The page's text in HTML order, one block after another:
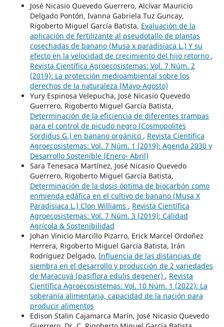
José Nicasio Quevedo Guerrero, Alcívar Mauricio
Delgado Pontón, Ivanna Gabriela Tuz Guncay,
Rigoberto Miguel García Batista, Evaluación de la
aplicación de fertilizante al pseudotallo de plantas
cosechadas de banano (Musa x paradisiaca L.) Y su
efecto en la velocidad de crecimiento del hijo retorno ,
Revista Científica Agroecosistemas: Vol. 7 Núm. 2
(2019): La protección medioambiental sobre los
derechos de la naturaleza (Mayo-Agosto)
Yury Espinosa Velepucha, José Nicasio Quevedo
Guerrero, Rigoberto Miguel García Batista,
Determinación de la eficiencia de diferentes trampas
para el control de picudo negro (Cosmopolites
Sordidus G.) en banano orgánico , Revista Científica
Agroecosistemas: Vol. 7 Núm. 1 (2019): Agenda 2030 y
Desarrollo Sostenible (Enero- Abril)
Sara Tenesaca Martínez, José Nicasio Quevedo
Guerrero, Rigoberto Miguel García Batista,
Determinación de la dosis óptima de biocarbón como
enmienda edáfica en el cultivo de banano (Musa X
Paradisiaca L.) Clon Williams , Revista Científica
Agroecosistemas: Vol. 7 Núm. 3 (2019): Calidad
Agrícola & Sostenibilidad
Johan Vinicio Marcillo Pizarro, Erick Marcel Ordoñez
Herrera, Rigoberto Miguel García Batista, Irán
Rodríguez Delgado, Influencia de las distancias de
siembra en el desarrollo y producción de 2 variedades
de Maracuyá (pasiflora edulis degener) , Revista
Científica Agroecosistemas: Vol. 10 Núm. 1 (2022): La
soberanía alimentaria, capacidad de la nación para
producir alimentos
Edison Stalin Cajamarca Marín, José Nicasio Quevedo